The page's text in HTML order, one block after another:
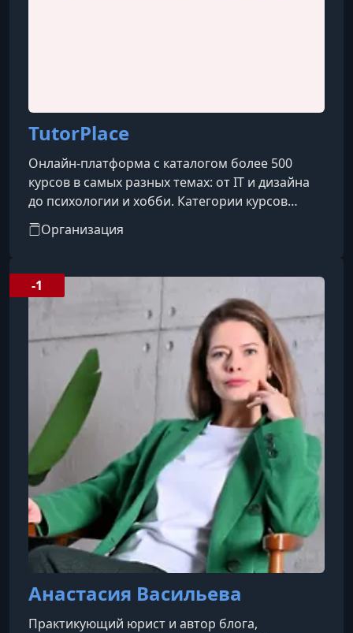
TutorPlace
Онлайн-платформа с каталогом более 500
курсов в самых разных темах: от IT и дизайна
до психологии и хобби. Категории курсов
охватывают такие направления, как IT, бизнес,
дизайн, психология, творчество, блогинг, уход
Организация
Анастасия Васильева
Практикующий юрист и автор блога,
-1